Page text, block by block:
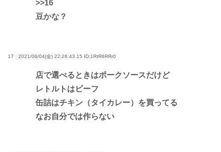
>>16
豆かな？
17 : 2021/06/04(金) 22:26:43.15 ID:1RtR6RRr0
店で選べるときはポークソースだけど
レトルトはビーフ
缶詰はチキン（タイカレー）を買ってる
なお自分では作らない